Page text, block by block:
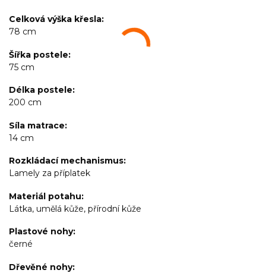
Celková výška křesla
78 cm
Šířka postele
75 cm
Délka postele
200 cm
Síla matrace
14 cm
Rozkládací mechanismus
Lamely za příplatek
Materiál potahu
Látka, umělá kůže, přírodní kůže
Plastové nohy
černé
Dřevěné nohy